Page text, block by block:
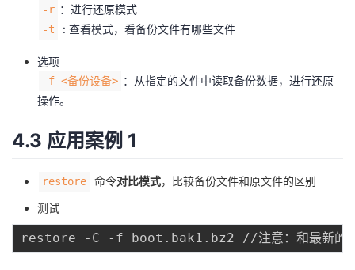
-r ：进行还原模式
-t : 查看模式，看备份文件有哪些文件
选项
-f <备份设备> ：从指定的文件中读取备份数据，进行还原
操作。
4.3 应用案例 1
restore 命令对比模式，比较备份文件和原文件的区别
测试